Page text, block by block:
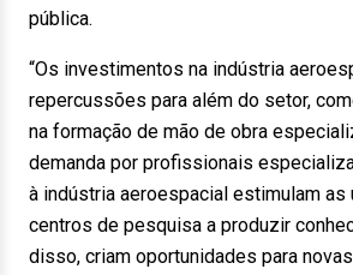
pública.
“Os investimentos na indústria
repercussões para além do setor,
na formação de mão de obra
demanda por profissionais
à indústria aeroespacial estimulam
centros de pesquisa a produzir
disso, criam oportunidades para